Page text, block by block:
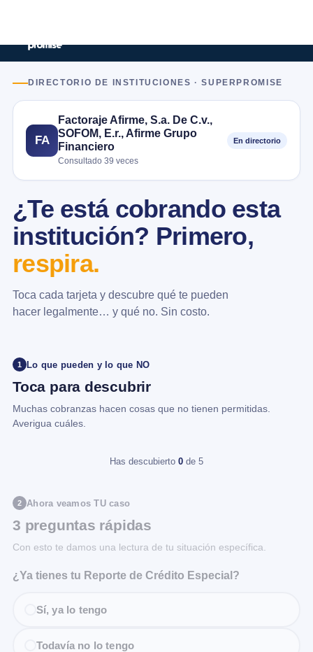
DIRECTORIO DE INSTITUCIONES · SUPERPROMISE
FA
Factoraje Afirme, S.a. De C.v.,
SOFOM, E.r., Afirme Grupo
Financiero
Consultado 39 veces
En directorio
¿Te está cobrando esta
institución? Primero,
respira.
Toca cada tarjeta y descubre qué te pueden
hacer legalmente… y qué no. Sin costo.
1 Lo que pueden y lo que NO
Toca para descubrir
Muchas cobranzas hacen cosas que no tienen permitidas.
Averigua cuáles.
Has descubierto 0 de 5
2 Ahora veamos TU caso
3 preguntas rápidas
Con esto te damos una lectura de tu situación específica.
¿Ya tienes tu Reporte de Crédito Especial?
Sí, ya lo tengo
Todavía no lo tengo